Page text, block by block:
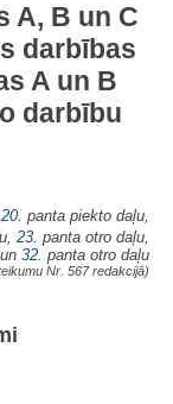
A, B un C
darbības
A un B
darbību
20. panta piekto daļu,
23. panta otro daļu,
32. panta otro daļu
Nr. 567 redakcijā)